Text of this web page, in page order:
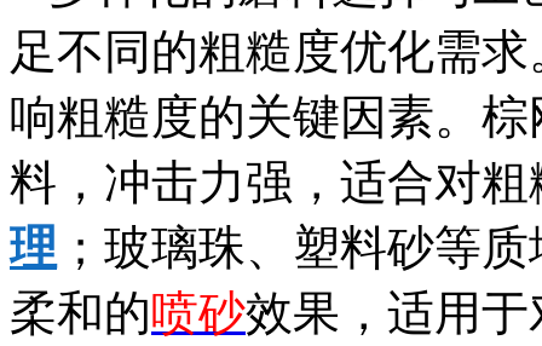
足不同的粗糙度优化需
响粗糙度的关键因素。
料，冲击力强，适合对
理 ；玻璃珠、塑料砂等
柔和的喷砂效果，适用